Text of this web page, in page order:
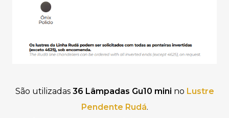
São utilizadas 36 Lâmpadas Gu10 mini no Lustre
Pendente Rudá.